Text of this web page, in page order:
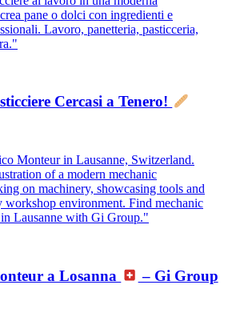
Cercasi a Tenero!
a Losanna – Gi Group